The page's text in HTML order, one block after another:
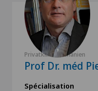
Privatklinik Bethanien
Prof Dr. méd
Spécialisation